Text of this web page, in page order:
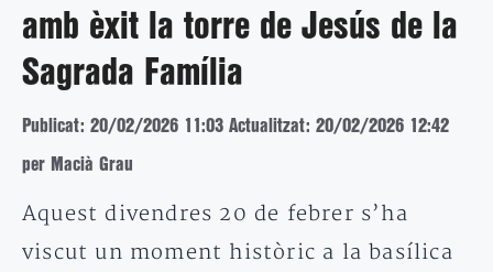
amb èxit la torre de Jesús de la
Sagrada Família
Publicat: 20/02/2026 11:03 Actualitzat: 20/02/2026 12:42
per Macià Grau
Aquest divendres 20 de febrer s’ha
viscut un moment històric a la basílica